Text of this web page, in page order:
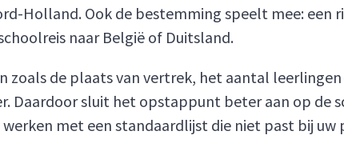
Holland. Ook de bestemming speelt mee: een
naar België of Duitsland.
de plaats van vertrek, het aantal leerlingen
Daardoor sluit het opstappunt beter aan op de
met een standaardlijst die niet past bij uw